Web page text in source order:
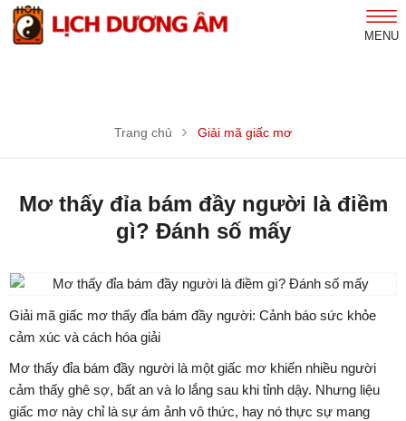
MENU
Trang chủ Giải mã giấc mơ
Mơ thấy đỉa bám đầy người là điềm
gì? Đánh số mấy
Giải mã giấc mơ thấy đỉa bám đầy người: Cảnh báo sức khỏe
cảm xúc và cách hóa giải
Mơ thấy đỉa bám đầy người là một giấc mơ khiến nhiều người
cảm thấy ghê sợ, bất an và lo lắng sau khi tỉnh dậy. Nhưng liệu
giấc mơ này chỉ là sự ám ảnh vô thức, hay nó thực sự mang